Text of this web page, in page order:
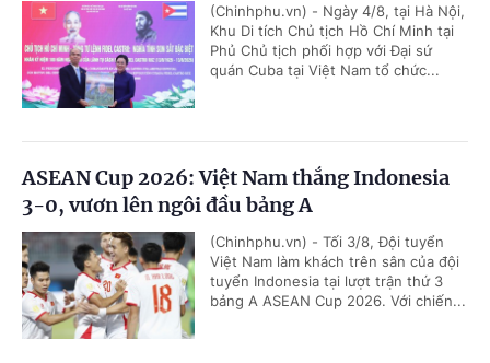
(Chinhphu.vn) - Ngày 4/8, tại Hà Nội,
Khu Di tích Chủ tịch Hồ Chí Minh tại
Phủ Chủ tịch phối hợp với Đại sứ
quán Cuba tại Việt Nam tổ chức...
ASEAN Cup 2026: Việt Nam thắng Indonesia
3-0, vươn lên ngôi đầu bảng A
(Chinhphu.vn) - Tối 3/8, Đội tuyển
Việt Nam làm khách trên sân của đội
tuyển Indonesia tại lượt trận thứ 3
bảng A ASEAN Cup 2026. Với chiến...